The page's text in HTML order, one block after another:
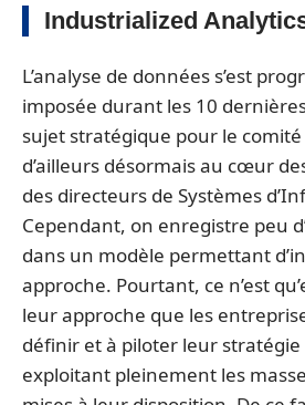
Industrialized
L’analyse de données s’est
imposée durant les 10
sujet stratégique pour le
d’ailleurs désormais au cœur
des directeurs de Systèmes
Cependant, on enregistre peu
dans un modèle permettant
approche. Pourtant, ce n’est
leur approche que les
définir et à piloter leur stratégie
exploitant pleinement les